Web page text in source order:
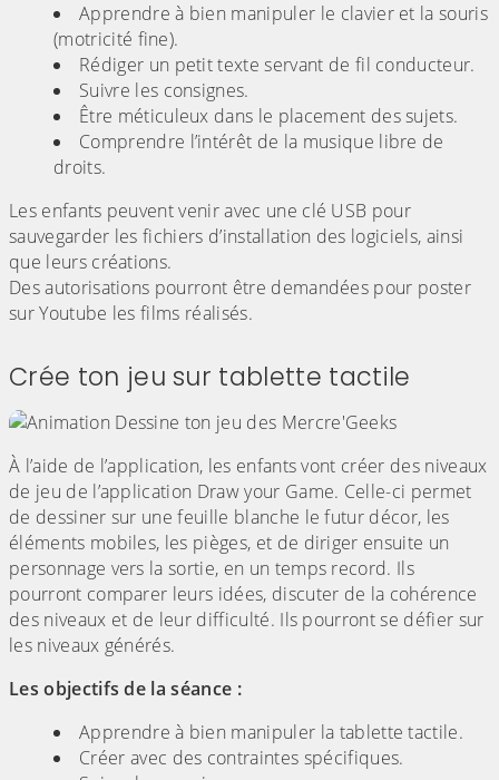
Apprendre à bien manipuler le clavier et la souris
(motricité fine).
Rédiger un petit texte servant de fil conducteur.
Suivre les consignes.
Être méticuleux dans le placement des sujets.
Comprendre l’intérêt de la musique libre de
droits.
Les enfants peuvent venir avec une clé USB pour
sauvegarder les fichiers d’installation des logiciels, ainsi
que leurs créations.
Des autorisations pourront être demandées pour poster
sur Youtube les films réalisés.
Crée ton jeu sur tablette tactile
À l’aide de l’application, les enfants vont créer des niveaux
de jeu de l’application Draw your Game. Celle-ci permet
de dessiner sur une feuille blanche le futur décor, les
éléments mobiles, les pièges, et de diriger ensuite un
personnage vers la sortie, en un temps record. Ils
pourront comparer leurs idées, discuter de la cohérence
des niveaux et de leur difficulté. Ils pourront se défier sur
les niveaux générés.
Les objectifs de la séance :
Apprendre à bien manipuler la tablette tactile.
Créer avec des contraintes spécifiques.